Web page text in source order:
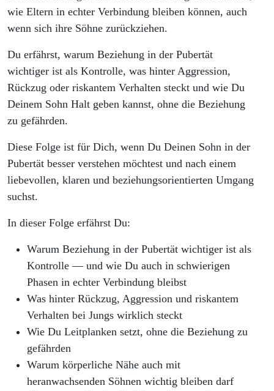
wie Eltern in echter Verbindung bleiben können, auch
wenn sich ihre Söhne zurückziehen.
Du erfährst, warum Beziehung in der Pubertät
wichtiger ist als Kontrolle, was hinter Aggression,
Rückzug oder riskantem Verhalten steckt und wie Du
Deinem Sohn Halt geben kannst, ohne die Beziehung
zu gefährden.
Diese Folge ist für Dich, wenn Du Deinen Sohn in der
Pubertät besser verstehen möchtest und nach einem
liebevollen, klaren und beziehungsorientierten Umgang
suchst.
In dieser Folge erfährst Du:
Warum Beziehung in der Pubertät wichtiger ist als
Kontrolle — und wie Du auch in schwierigen
Phasen in echter Verbindung bleibst
Was hinter Rückzug, Aggression und riskantem
Verhalten bei Jungs wirklich steckt
Wie Du Leitplanken setzt, ohne die Beziehung zu
gefährden
Warum körperliche Nähe auch mit
heranwachsenden Söhnen wichtig bleiben darf